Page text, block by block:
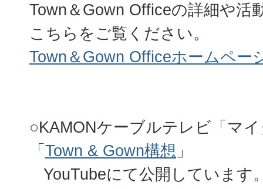
Town＆Gown Officeの詳細や活
こちらをご覧ください。
Town＆Gown Officeホームペー
○KAMONケーブルテレビ「マ
「 Town & Gown構想 」
YouTubeにて公開しています